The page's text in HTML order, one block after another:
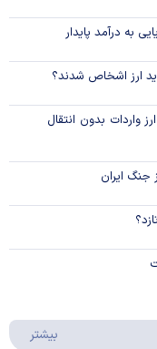
به درآمد پایدار
ارز اشخاص شدند؟
واردات بدون انتقال
جنگ ایران
بیشتر